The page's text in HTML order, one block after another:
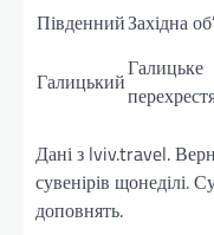
ПівденнийЗахідна
ГалицькийГалицьке
Дані з lviv.travel.
сувенірів щонеділі.
доповнять.